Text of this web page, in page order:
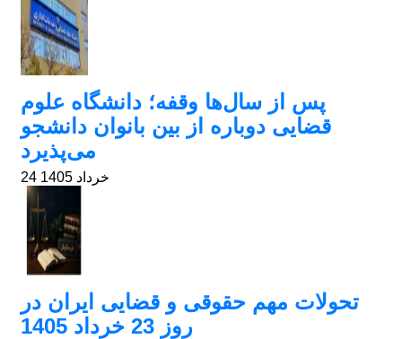
پس از سال‌ها وقفه؛ دانشگاه علوم
قضایی دوباره از بین بانوان دانشجو
می‌پذیرد
24 خرداد 1405
تحولات مهم حقوقی و قضایی ایران در
روز 23 خرداد 1405